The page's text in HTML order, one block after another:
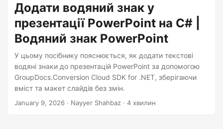
Додати водяний знак у
презентації PowerPoint на C# |
Водяний знак PowerPoint
У цьому посібнику пояснюється, як додати текстові
водяні знаки до презентацій PowerPoint за допомогою
GroupDocs.Conversion Cloud SDK for .NET, зберігаючи
вміст та макет слайдів без змін.
January 9, 2026 · Nayyer Shahbaz · 4 хвилин